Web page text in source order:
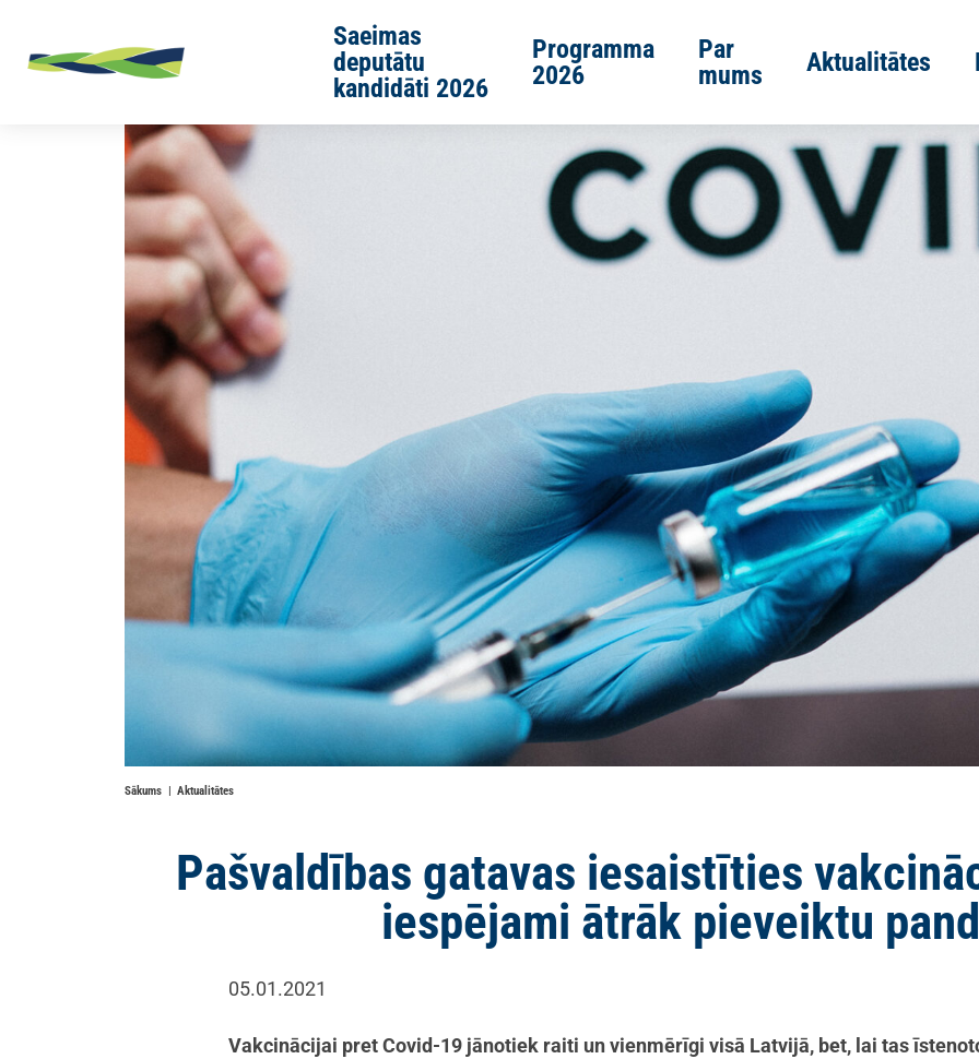
Saeimas
deputātu
kandidāti 2026
Programma
2026
Par
mums
Aktualitātes
Sākums Aktualitātes
Pašvaldības gatavas iesaistīties
iespējami ātrāk pieveiktu
05.01.2021
Vakcinācijai pret Covid-19 jānotiek raiti un vienmērīgi visā Latvijā, bet, lai tas